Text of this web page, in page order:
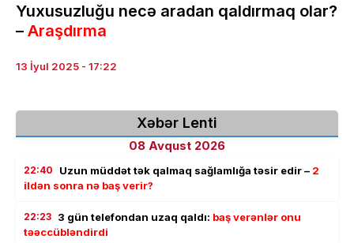
Yuxusuzluğu necə aradan qaldırmaq olar?
– Araşdırma
13 İyul 2025 - 17:22
Xəbər Lenti
08 Avqust 2026
22:40 Uzun müddət tək qalmaq sağlamlığa təsir edir – 2
ildən sonra nə baş verir?
22:23 3 gün telefondan uzaq qaldı: baş verənlər onu
təəccübləndirdi